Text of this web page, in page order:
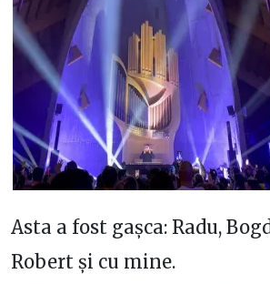
Asta a fost gașca: Radu,
Robert și cu mine.